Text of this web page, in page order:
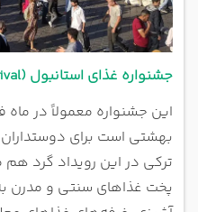
جشنواره غذای استانبول (Istanbul Gastronomy Festival)
این جشنواره معمولاً در
بهشتی است برای دوستداران
ترکی در این رویداد گرد هم
پخت غذاهای سنتی و مدرن